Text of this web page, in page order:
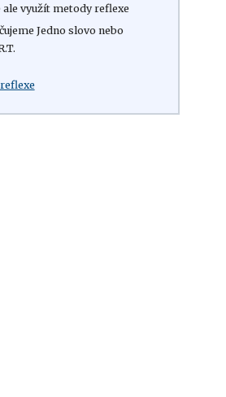
ale využít metody reflexe
Jedno slovo nebo